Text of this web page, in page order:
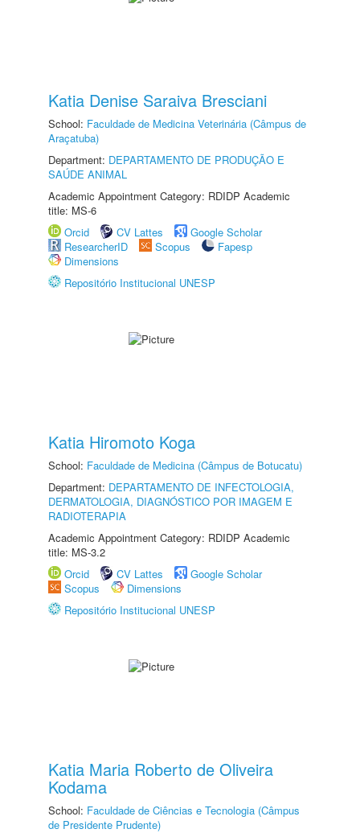
Katia Denise Saraiva Bresciani
School: Faculdade de Medicina Veterinária (Câmpus de
Araçatuba)
Department: DEPARTAMENTO DE PRODUÇÃO E
SAÚDE ANIMAL
Academic Appointment Category: RDIDP Academic
title: MS-6
Orcid
CV Lattes
Google Scholar
ResearcherID
Scopus
Fapesp
Dimensions
Repositório Institucional UNESP
Katia Hiromoto Koga
School: Faculdade de Medicina (Câmpus de Botucatu)
Department: DEPARTAMENTO DE INFECTOLOGIA,
DERMATOLOGIA, DIAGNÓSTICO POR IMAGEM E
RADIOTERAPIA
Academic Appointment Category: RDIDP Academic
title: MS-3.2
Orcid
CV Lattes
Google Scholar
Scopus
Dimensions
Repositório Institucional UNESP
Katia Maria Roberto de Oliveira
Kodama
School: Faculdade de Ciências e Tecnologia (Câmpus
de Presidente Prudente)